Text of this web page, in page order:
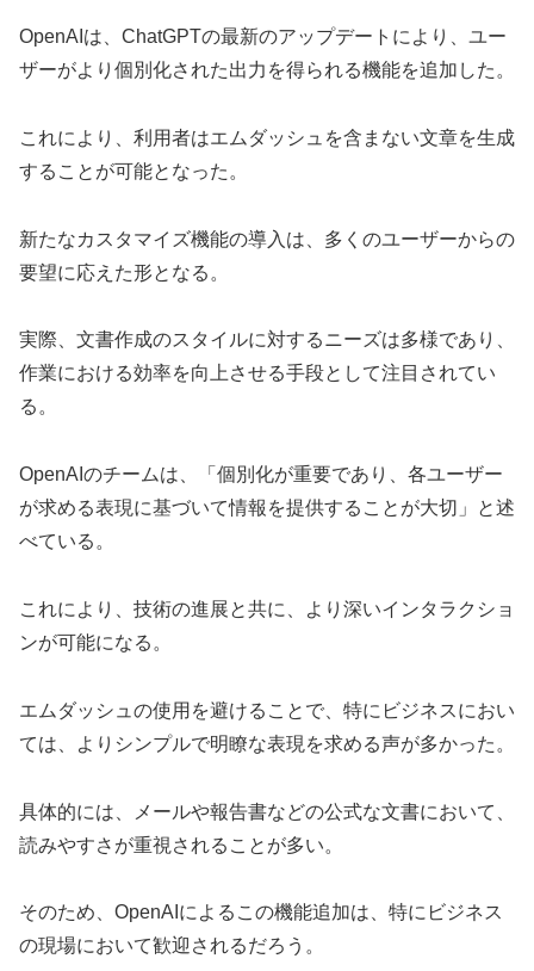
OpenAIは、ChatGPTの最新のアップデートにより、ユー
ザーがより個別化された出力を得られる機能を追加した。
これにより、利用者はエムダッシュを含まない文章を生成
することが可能となった。
新たなカスタマイズ機能の導入は、多くのユーザーからの
要望に応えた形となる。
実際、文書作成のスタイルに対するニーズは多様であり、
作業における効率を向上させる手段として注目されてい
る。
OpenAIのチームは、「個別化が重要であり、各ユーザー
が求める表現に基づいて情報を提供することが大切」と述
べている。
これにより、技術の進展と共に、より深いインタラクショ
ンが可能になる。
エムダッシュの使用を避けることで、特にビジネスにおい
ては、よりシンプルで明瞭な表現を求める声が多かった。
具体的には、メールや報告書などの公式な文書において、
読みやすさが重視されることが多い。
そのため、OpenAIによるこの機能追加は、特にビジネス
の現場において歓迎されるだろう。